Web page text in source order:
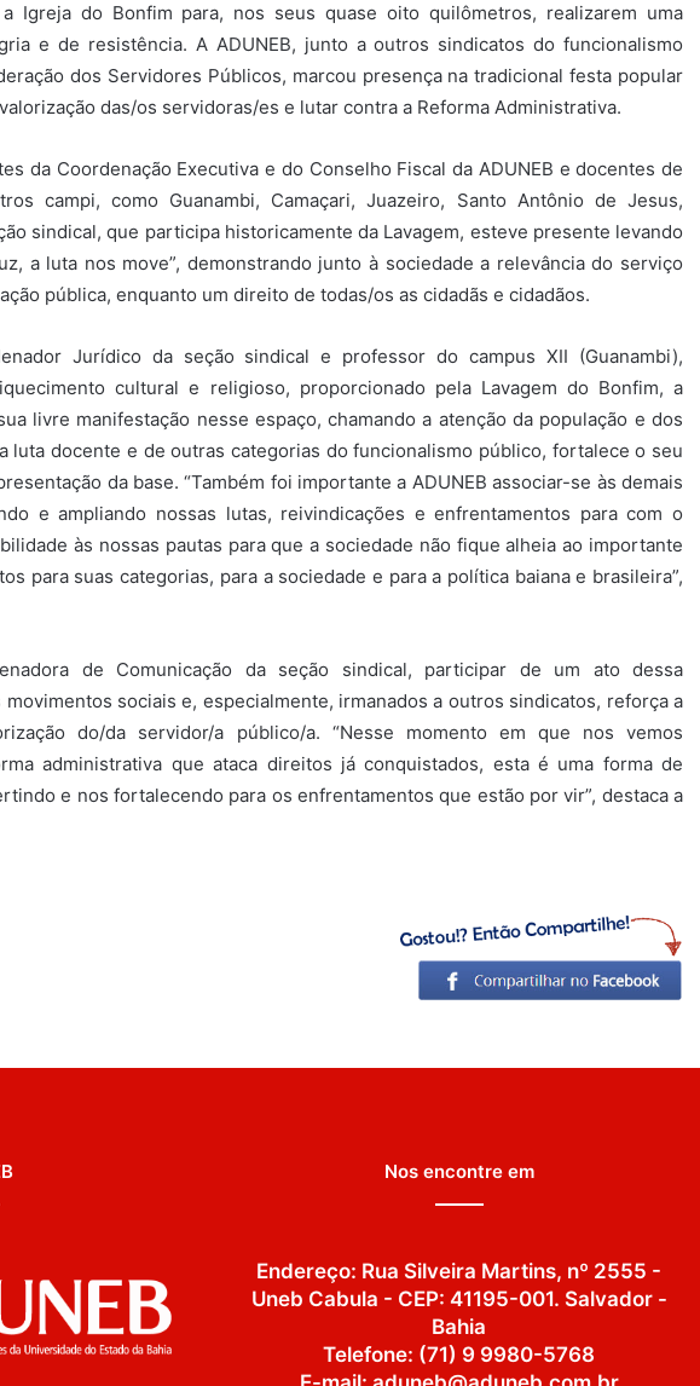
Igreja do Bonfim para, nos seus quase oito quilômetros, realizarem uma
e de resistência. A ADUNEB, junto a outros sindicatos do funcionalismo
dos Servidores Públicos, marcou presença na tradicional festa popular
das/os servidoras/es e lutar contra a Reforma Administrativa.
da Coordenação Executiva e do Conselho Fiscal da ADUNEB e docentes de
campi, como Guanambi, Camaçari, Juazeiro, Santo Antônio de Jesus,
sindical, que participa historicamente da Lavagem, esteve presente levando
a luta nos move”, demonstrando junto à sociedade a relevância do serviço
pública, enquanto um direito de todas/os as cidadãs e cidadãos.
Jurídico da seção sindical e professor do campus XII (Guanambi),
cultural e religioso, proporcionado pela Lavagem do Bonfim, a
livre manifestação nesse espaço, chamando a atenção da população e dos
luta docente e de outras categorias do funcionalismo público, fortalece o seu
da base. “Também foi importante a ADUNEB associar-se às demais
e ampliando nossas lutas, reivindicações e enfrentamentos para com o
às nossas pautas para que a sociedade não fique alheia ao importante
para suas categorias, para a sociedade e para a política baiana e brasileira”,
de Comunicação da seção sindical, participar de um ato dessa
sociais e, especialmente, irmanados a outros sindicatos, reforça a
do/da servidor/a público/a. “Nesse momento em que nos vemos
administrativa que ataca direitos já conquistados, esta é uma forma de
e nos fortalecendo para os enfrentamentos que estão por vir”, destaca a
Nos encontre em
Endereço: Rua Silveira Martins, nº 2555 -
Uneb Cabula - CEP: 41195-001. Salvador -
Bahia
Telefone: (71) 9 9980-5768